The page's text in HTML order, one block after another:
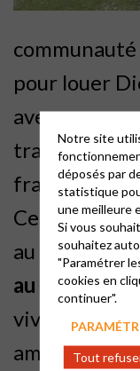
pour louer
avec nos
transalpins.
fraternel
Cette
au 19 juillet.
au sommet
vivre un
ami.e.s
Notre site
déposés par
statistique
une meilleure
Si vous
souhaitez
"Paramétrer
cookies en
continuer".
Tout